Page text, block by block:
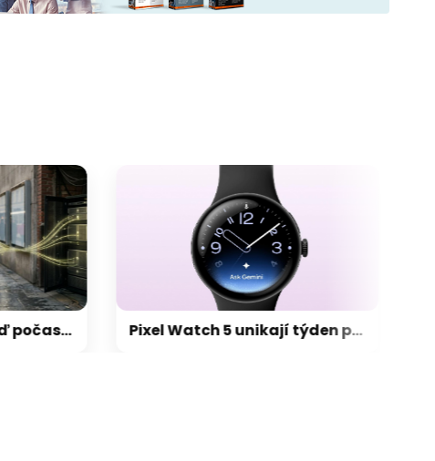
Navigace i předpověď počasí: vaše oblíbené aplikace mohou tajně odesílat informace o poloze Pixel Watch 5 unikají týden před premiérou. Dvojnásobná paměť, nové funkce a osobní AI